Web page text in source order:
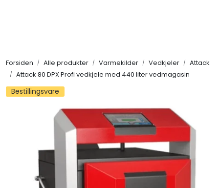
Forsiden Alle produkter Varmekilder Vedkjeler
Attack
Attack 80 DPX Profi vedkjele med 440 liter vedmagasin
Bestillingsvare
KAMPANJER
Kontakt Oss
Søk om proffkundekonto
Reservedeler